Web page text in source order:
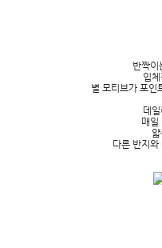
반짝이
입
별 모티브가 포인
데
매일
다른 반지와